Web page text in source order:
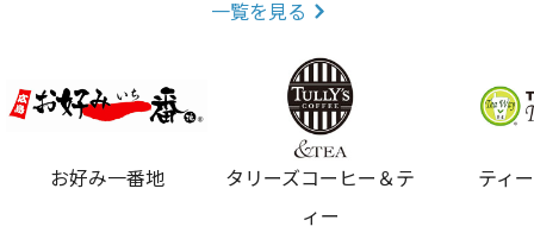
一覧を見る
お好み一番地
タリーズコーヒー＆テ
ィー
ティ